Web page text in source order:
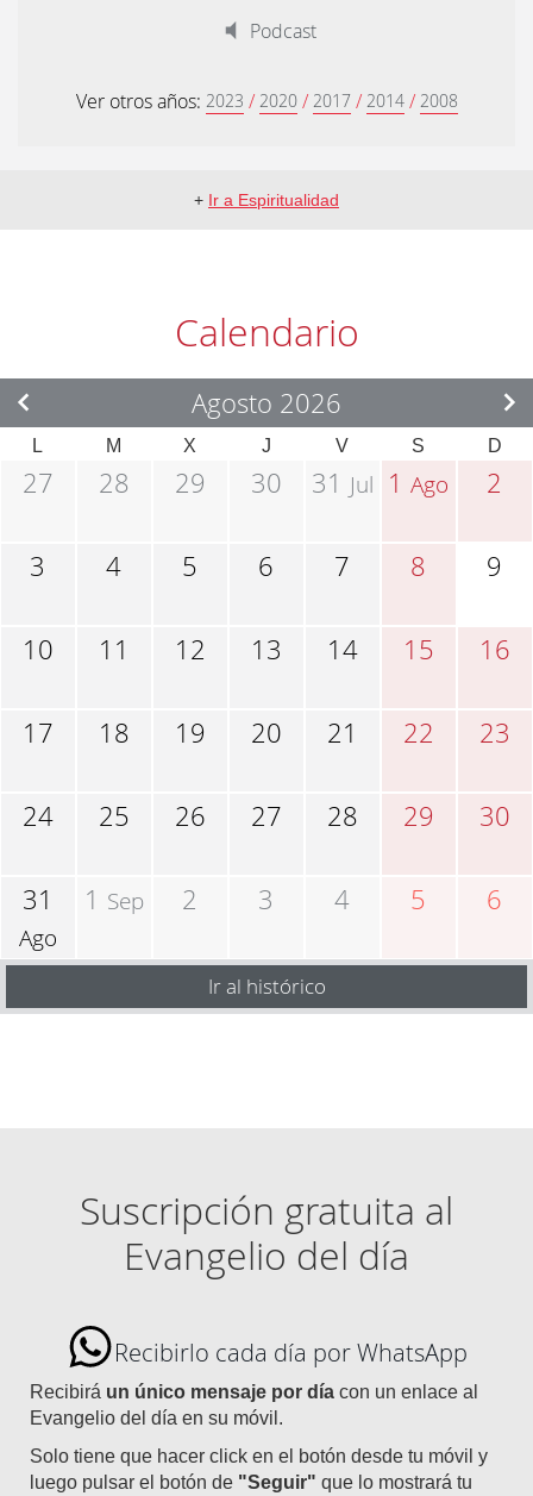
Podcast
Ver otros años: 2023 / 2020 / 2017 / 2014 / 2008
+ Ir a Espiritualidad
Calendario
Agosto 2026
L M X J V S D
27 28 29 30 31 Jul 1Ago 2
3 4 5 6 7 8 9
10 11 12 13 14 15 16
17 18 19 20 21 22 23
24 25 26 27 28 29 30
31
Ago
1 Sep 2 3 4 5 6
Ir al histórico
Suscripción gratuita al
Evangelio del día
Recibirlo cada día por WhatsApp
Recibirá un único mensaje por día con un enlace al
Evangelio del día en su móvil.
Solo tiene que hacer click en el botón desde tu móvil y
luego pulsar el botón de "Seguir" que lo mostrará tu